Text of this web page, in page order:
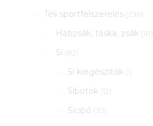
Téli sportfelszerelés (296)
Hátizsák, táska, zsák (18)
Sí (82)
Sí kiegészítők (1)
Síbotok (12)
Sícipő (35)